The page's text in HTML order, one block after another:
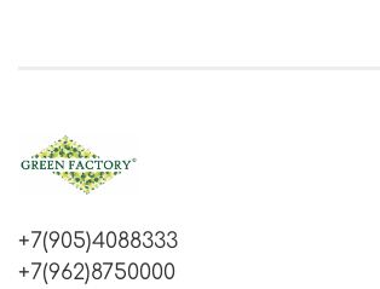
+7(905)4088333
+7(962)8750000